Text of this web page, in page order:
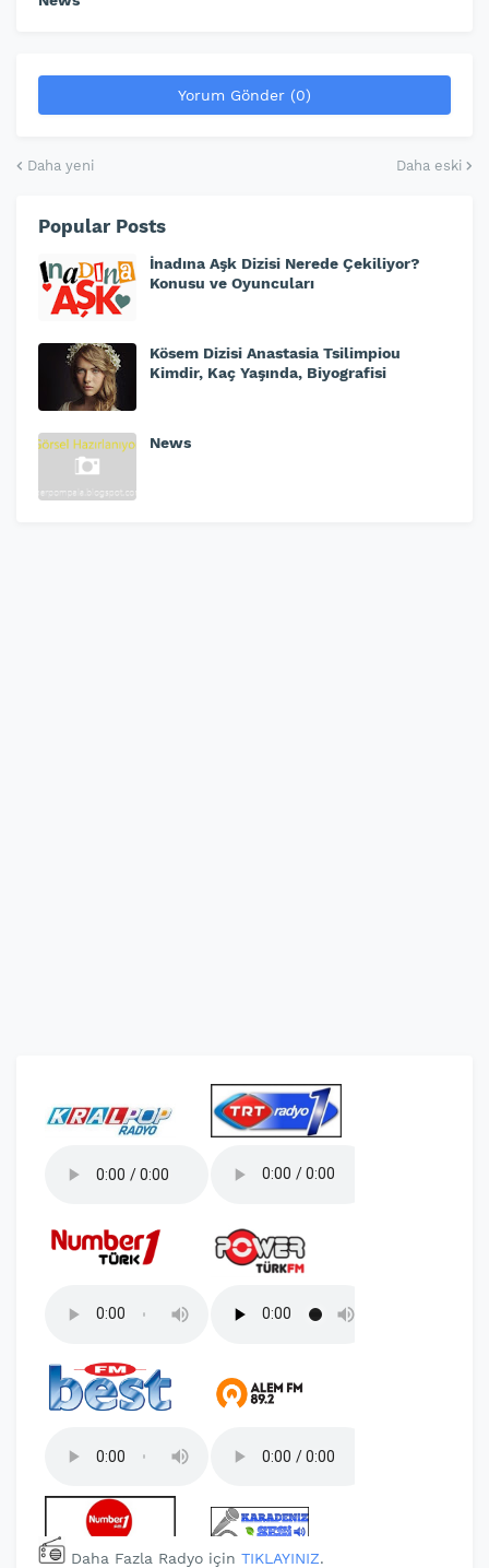
Yorum Gönder (0)
Daha yeni Daha eski
Popular Posts
İnadına Aşk Dizisi Nerede Çekiliyor?
Konusu ve Oyuncuları
Kösem Dizisi Anastasia Tsilimpiou
Kimdir, Kaç Yaşında, Biyografisi
News
Daha Fazla Radyo için TIKLAYINIZ.